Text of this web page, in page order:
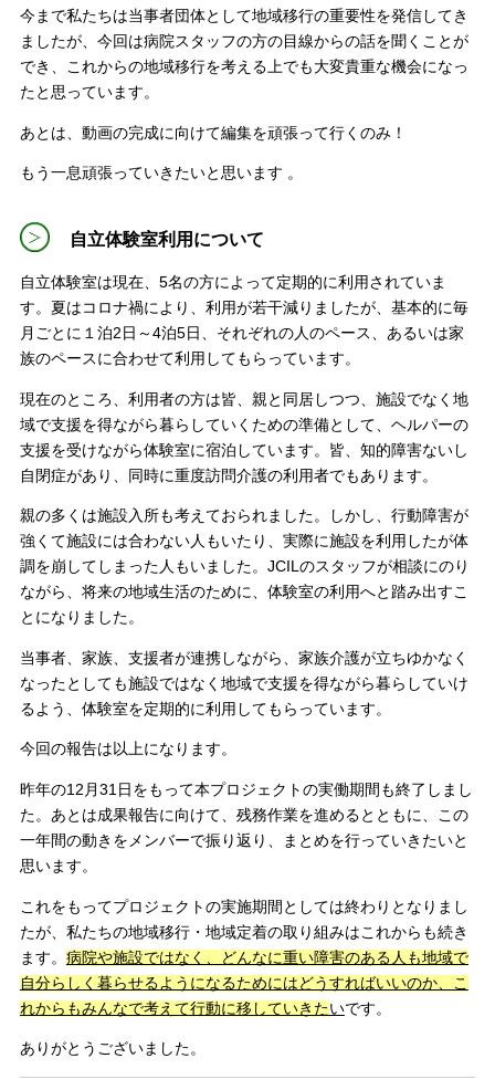
今まで私たちは当事者団体として地域移行の重要性を発信してき
ましたが、今回は病院スタッフの方の目線からの話を聞くことが
でき、これからの地域移行を考える上でも大変貴重な機会になっ
たと思っています。
あとは、動画の完成に向けて編集を頑張って行くのみ！
もう一息頑張っていきたいと思います 。
自立体験室利用について
自立体験室は現在、5名の方によって定期的に利用されていま
す。夏はコロナ禍により、利用が若干減りましたが、基本的に毎
月ごとに１泊2日～4泊5日、それぞれの人のペース、あるいは家
族のペースに合わせて利用してもらっています。
現在のところ、利用者の方は皆、親と同居しつつ、施設でなく地
域で支援を得ながら暮らしていくための準備として、ヘルパーの
支援を受けながら体験室に宿泊しています。皆、知的障害ないし
自閉症があり、同時に重度訪問介護の利用者でもあります。
親の多くは施設入所も考えておられました。しかし、行動障害が
強くて施設には合わない人もいたり、実際に施設を利用したが体
調を崩してしまった人もいました。JCILのスタッフが相談にのり
ながら、将来の地域生活のために、体験室の利用へと踏み出すこ
とになりました。
当事者、家族、支援者が連携しながら、家族介護が立ちゆかなく
なったとしても施設ではなく地域で支援を得ながら暮らしていけ
るよう、体験室を定期的に利用してもらっています。
今回の報告は以上になります。
昨年の12月31日をもって本プロジェクトの実働期間も終了しまし
た。あとは成果報告に向けて、残務作業を進めるとともに、この
一年間の動きをメンバーで振り返り、まとめを行っていきたいと
思います。
これをもってプロジェクトの実施期間としては終わりとなりまし
たが、私たちの地域移行・地域定着の取り組みはこれからも続き
ます。 病院や施設ではなく、どんなに重い障害のある人も地域で
自分らしく暮らせるようになるためにはどうすればいいのか、こ
れからもみんなで考えて行動に移していきたいです。
ありがとうございました。